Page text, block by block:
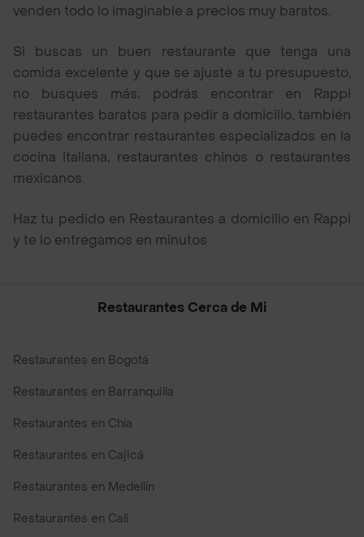
venden todo lo imaginable a precios muy baratos.
Si buscas un buen restaurante que tenga una
comida excelente y que se ajuste a tu presupuesto,
no busques más; podrás encontrar en Rappi
restaurantes baratos para pedir a domicilio, también
puedes encontrar restaurantes especializados en la
cocina italiana, restaurantes chinos o restaurantes
mexicanos.
Haz tu pedido en Restaurantes a domicilio en Rappi
y te lo entregamos en minutos
Restaurantes Cerca de Mi
Restaurantes en Bogotá
Restaurantes en Barranquilla
Restaurantes en Chía
Restaurantes en Cajicá
Restaurantes en Medellín
Restaurantes en Cali